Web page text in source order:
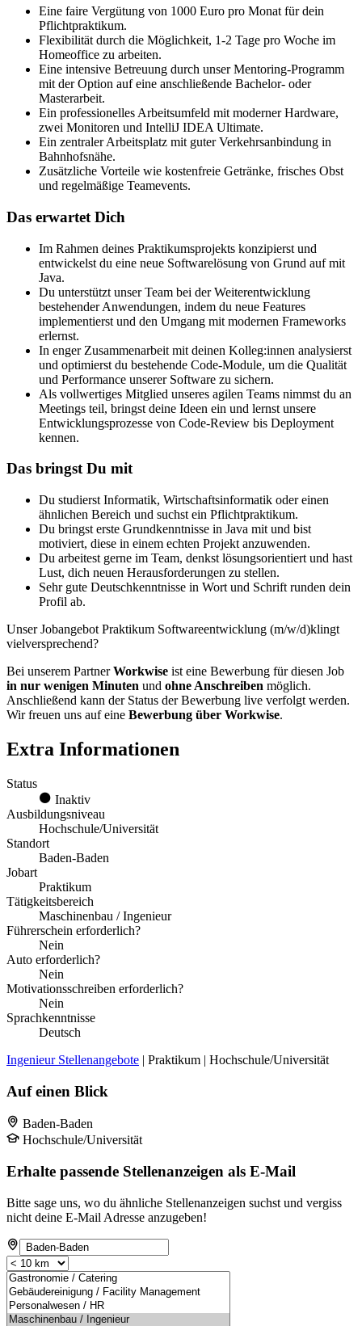
Eine faire Vergütung von 1000 Euro pro Monat für dein
Pflichtpraktikum.
Flexibilität durch die Möglichkeit, 1-2 Tage pro Woche im
Homeoffice zu arbeiten.
Eine intensive Betreuung durch unser Mentoring-Programm
mit der Option auf eine anschließende Bachelor- oder
Masterarbeit.
Ein professionelles Arbeitsumfeld mit moderner Hardware,
zwei Monitoren und IntelliJ IDEA Ultimate.
Ein zentraler Arbeitsplatz mit guter Verkehrsanbindung in
Bahnhofsnähe.
Zusätzliche Vorteile wie kostenfreie Getränke, frisches Obst
und regelmäßige Teamevents.
Das erwartet Dich
Im Rahmen deines Praktikumsprojekts konzipierst und
entwickelst du eine neue Softwarelösung von Grund auf mit
Java.
Du unterstützt unser Team bei der Weiterentwicklung
bestehender Anwendungen, indem du neue Features
implementierst und den Umgang mit modernen Frameworks
erlernst.
In enger Zusammenarbeit mit deinen Kolleg:innen analysierst
und optimierst du bestehende Code-Module, um die Qualität
und Performance unserer Software zu sichern.
Als vollwertiges Mitglied unseres agilen Teams nimmst du an
Meetings teil, bringst deine Ideen ein und lernst unsere
Entwicklungsprozesse von Code-Review bis Deployment
kennen.
Das bringst Du mit
Du studierst Informatik, Wirtschaftsinformatik oder einen
ähnlichen Bereich und suchst ein Pflichtpraktikum.
Du bringst erste Grundkenntnisse in Java mit und bist
motiviert, diese in einem echten Projekt anzuwenden.
Du arbeitest gerne im Team, denkst lösungsorientiert und hast
Lust, dich neuen Herausforderungen zu stellen.
Sehr gute Deutschkenntnisse in Wort und Schrift runden dein
Profil ab.
Unser Jobangebot Praktikum Softwareentwicklung (m/w/d)klingt
vielversprechend?
Bei unserem PartnerWorkwise ist eine Bewerbung für diesen Job
in nur wenigen Minuten und ohne Anschreiben möglich.
Anschließend kann der Status der Bewerbung live verfolgt werden.
Wir freuen uns auf eine Bewerbung über Workwise.
Extra Informationen
Status
Inaktiv
Ausbildungsniveau
Hochschule/Universität
Standort
Baden-Baden
Jobart
Praktikum
Tätigkeitsbereich
Maschinenbau / Ingenieur
Führerschein erforderlich?
Nein
Auto erforderlich?
Nein
Motivationsschreiben erforderlich?
Nein
Sprachkenntnisse
Deutsch
Ingenieur Stellenangebote | Praktikum | Hochschule/Universität
Auf einen Blick
Baden-Baden
Hochschule/Universität
Erhalte passende Stellenanzeigen als E-Mail
Bitte sage uns, wo du ähnliche Stellenanzeigen suchst und vergiss
nicht deine E-Mail Adresse anzugeben!